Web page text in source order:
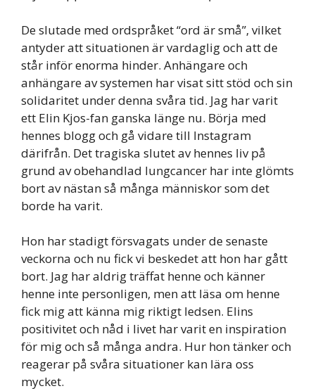
De slutade med ordspråket “ord är små”, vilket
antyder att situationen är vardaglig och att de
står inför enorma hinder. Anhängare och
anhängare av systemen har visat sitt stöd och sin
solidaritet under denna svåra tid. Jag har varit
ett Elin Kjos-fan ganska länge nu. Börja med
hennes blogg och gå vidare till Instagram
därifrån. Det tragiska slutet av hennes liv på
grund av obehandlad lungcancer har inte glömts
bort av nästan så många människor som det
borde ha varit.
Hon har stadigt försvagats under de senaste
veckorna och nu fick vi beskedet att hon har gått
bort. Jag har aldrig träffat henne och känner
henne inte personligen, men att läsa om henne
fick mig att känna mig riktigt ledsen. Elins
positivitet och nåd i livet har varit en inspiration
för mig och så många andra. Hur hon tänker och
reagerar på svåra situationer kan lära oss
mycket.